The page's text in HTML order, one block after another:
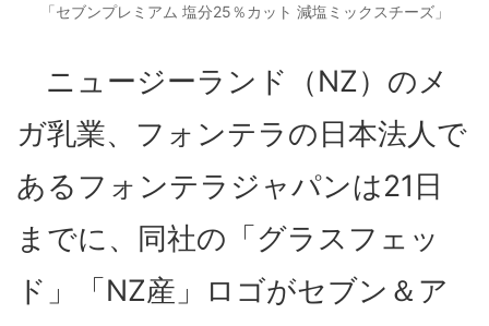
「セブンプレミアム 塩分25％カット 減塩ミックスチーズ」
ニュージーランド（NZ）のメ
ガ乳業、フォンテラの日本法人で
あるフォンテラジャパンは21日
までに、同社の「グラスフェッ
ド」「NZ産」ロゴがセブン＆ア